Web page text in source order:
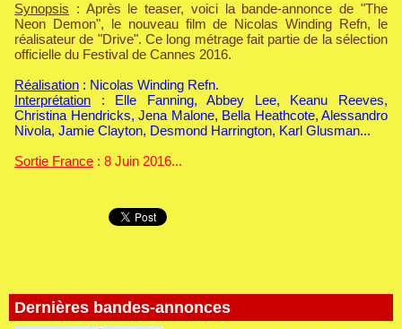
Dernières bandes-annonces
Synopsis : Après le teaser, voici la bande-annonce de "The
Neon Demon", le nouveau film de Nicolas Winding Refn, le
réalisateur de "Drive". Ce long métrage fait partie de la sélection
officielle du Festival de Cannes 2016.
Réalisation : Nicolas Winding Refn.
Interprétation : Elle Fanning, Abbey Lee, Keanu Reeves,
Christina Hendricks, Jena Malone, Bella Heathcote, Alessandro
Nivola, Jamie Clayton, Desmond Harrington, Karl Glusman...
Sortie France : 8 Juin 2016...